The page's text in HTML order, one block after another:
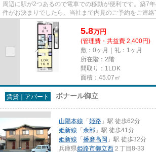
周辺に駅が2つあるので電車での移動が便利です。築7
件がお決まりでしたら、当社まで内見のご予約をご連絡
の物件を見つけるお手伝いを...
5.8万円
(管理費・共益費 2,400円)
敷：0ヶ月｜礼：1ヶ月
所在階：2階
間取り：1LDK
面積：45.07㎡
賃貸｜アパート ボナール御立
山陽本線 「姫路 」駅 徒歩62分
姫新線 「余部 」駅 徒歩41分
姫新線 「播磨高岡 」駅 徒歩32分
兵庫県姫路市御立西 ２丁目8-33